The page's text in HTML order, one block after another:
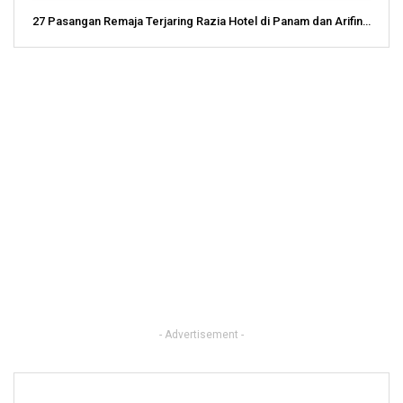
27 Pasangan Remaja Terjaring Razia Hotel di Panam dan Arifin…
- Advertisement -